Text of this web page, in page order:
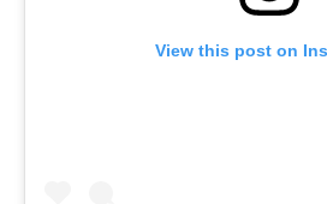
View this post on